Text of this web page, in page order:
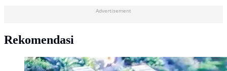
Advertisement
Rekomendasi